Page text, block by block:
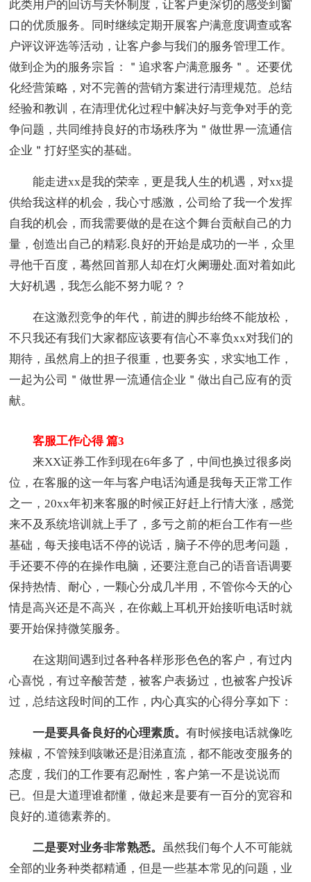
此类用户的回访与关怀制度，让客户更深切的感受到窗
口的优质服务。同时继续定期开展客户满意度调查或客
户评议评选等活动，让客户参与我们的服务管理工作。
做到企为的服务宗旨：＂追求客户满意服务＂。还要优
化经营策略，对不完善的营销方案进行清理规范。总结
经验和教训，在清理优化过程中解决好与竞争对手的竞
争问题，共同维持良好的市场秩序为＂做世界一流通信
企业＂打好坚实的基础。
能走进xx是我的荣幸，更是我人生的机遇，对xx提
供给我这样的机会，我心寸感激，公司给了我一个发挥
自我的机会，而我需要做的是在这个舞台贡献自己的力
量，创造出自己的精彩.良好的开始是成功的一半，众里
寻他千百度，蓦然回首那人却在灯火阑珊处.面对着如此
大好机遇，我怎么能不努力呢？？
在这激烈竞争的年代，前进的脚步绐终不能放松，
不只我还有我们大家都应该要有信心不辜负xx对我们的
期待，虽然肩上的担子很重，也要务实，求实地工作，
一起为公司＂做世界一流通信企业＂做出自己应有的贡
献。
客服工作心得 篇3
来XX证券工作到现在6年多了，中间也换过很多岗
位，在客服的这一年与客户电话沟通是我每天正常工作
之一，20xx年初来客服的时候正好赶上行情大涨，感觉
来不及系统培训就上手了，多亏之前的柜台工作有一些
基础，每天接电话不停的说话，脑子不停的思考问题，
手还要不停的在操作电脑，还要注意自己的语音语调要
保持热情、耐心，一颗心分成几半用，不管你今天的心
情是高兴还是不高兴，在你戴上耳机开始接听电话时就
要开始保持微笑服务。
在这期间遇到过各种各样形形色色的客户，有过内
心喜悦，有过辛酸苦楚，被客户表扬过，也被客户投诉
过，总结这段时间的工作，内心真实的心得分享如下：
一是要具备良好的心理素质。有时候接电话就像吃
辣椒，不管辣到咳嗽还是泪涕直流，都不能改变服务的
态度，我们的工作要有忍耐性，客户第一不是说说而
已。但是大道理谁都懂，做起来是要有一百分的宽容和
良好的.道德素养的。
二是要对业务非常熟悉。虽然我们每个人不可能就
全部的业务种类都精通，但是一些基本常见的问题，业